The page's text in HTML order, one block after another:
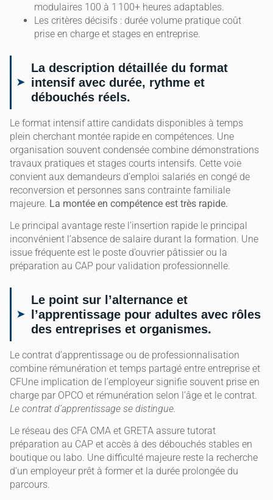
modulaires 100 à 1 100+ heures adaptables.
Les critères décisifs : durée volume pratique coût
prise en charge et stages en entreprise.
La description détaillée du format
intensif avec durée, rythme et
débouchés réels.
Le format intensif attire candidats disponibles à temps
plein cherchant montée rapide en compétences. Une
organisation souvent condensée combine démonstrations
travaux pratiques et stages courts intensifs. Cette voie
convient aux demandeurs d’emploi salariés en congé de
reconversion et personnes sans contrainte familiale
majeure. La montée en compétence est très rapide.
Le principal avantage reste l’insertion rapide le principal
inconvénient l’absence de salaire durant la formation. Une
issue fréquente est le poste d’ouvrier pâtissier ou la
préparation au CAP pour validation professionnelle.
Le point sur l’alternance et
l’apprentissage pour adultes avec rôles
des entreprises et organismes.
Le contrat d’apprentissage ou de professionnalisation
combine rémunération et temps partagé entre entreprise et
CFUne implication de l’employeur signifie souvent prise en
charge par OPCO et rémunération selon l’âge et le contrat.
Le contrat d’apprentissage se distingue.
Le réseau des CFA CMA et GRETA assure tutorat
préparation au CAP et accès à des débouchés stables en
boutique ou labo. Une difficulté majeure reste la recherche
d’un employeur prêt à former et la durée prolongée du
parcours.